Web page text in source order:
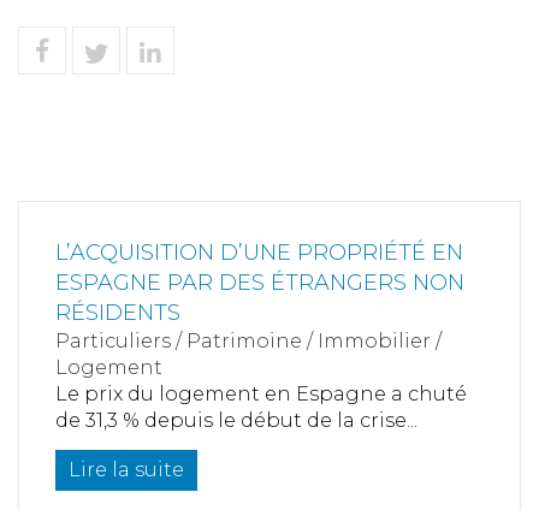
L’ACQUISITION D’UNE PROPRIÉTÉ EN
ESPAGNE PAR DES ÉTRANGERS NON
RÉSIDENTS
Particuliers / Patrimoine / Immobilier /
Logement
Le prix du logement en Espagne a chuté
de 31,3 % depuis le début de la crise...
Lire la suite